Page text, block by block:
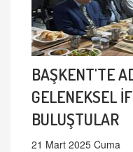
BAŞKENT'TE
GELENEKSEL
BULUŞTULAR
21 Mart 2025 Cuma